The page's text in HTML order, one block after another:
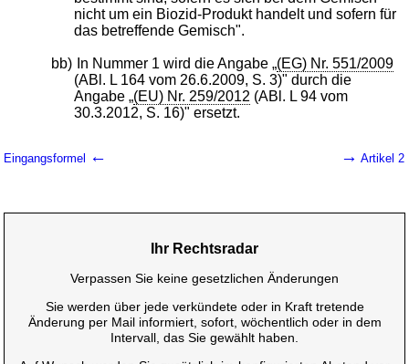
nicht um ein Biozid-Produkt handelt und sofern für
das betreffende Gemisch".
bb) In Nummer 1 wird die Angabe „(EG) Nr. 551/2009
(ABl. L 164 vom 26.6.2009, S. 3)" durch die
Angabe „(EU) Nr. 259/2012 (ABl. L 94 vom
30.3.2012, S. 16)" ersetzt.
Eingangsformel ← → Artikel 2
Ihr Rechtsradar
Verpassen Sie keine gesetzlichen Änderungen
Sie werden über jede verkündete oder in Kraft tretende
Änderung per Mail informiert, sofort, wöchentlich oder in dem
Intervall, das Sie gewählt haben.